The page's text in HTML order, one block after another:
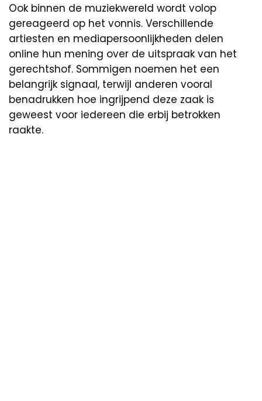
Ook binnen de muziekwereld wordt volop
gereageerd op het vonnis. Verschillende
artiesten en mediapersoonlijkheden delen
online hun mening over de uitspraak van het
gerechtshof. Sommigen noemen het een
belangrijk signaal, terwijl anderen vooral
benadrukken hoe ingrijpend deze zaak is
geweest voor iedereen die erbij betrokken
raakte.